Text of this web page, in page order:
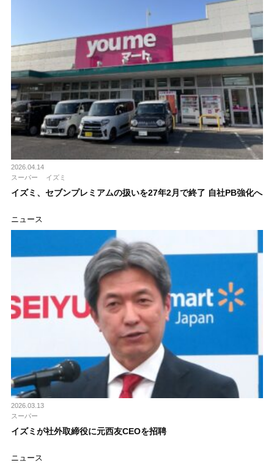
2026.04.14
スーパー
イズミ
イズミ、セブンプレミアムの扱いを27年2月で終了 自社PB強化へ
ニュース
2026.03.13
スーパー
イズミが社外取締役に元西友CEOを招聘
ニュース